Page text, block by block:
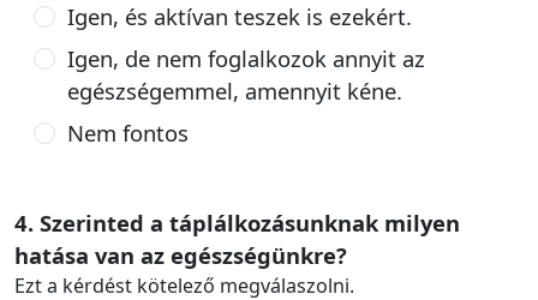
Igen, és aktívan teszek is ezekért.
Igen, de nem foglalkozok annyit az
egészségemmel, amennyit kéne.
Nem fontos
4. Szerinted a táplálkozásunknak milyen
hatása van az egészségünkre?
Ezt a kérdést kötelező megválaszolni.